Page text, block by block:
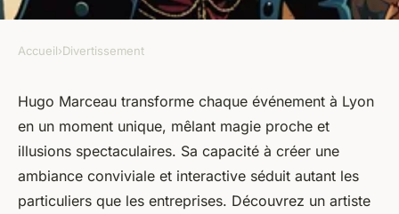
Découvrez hugo marceau, le
magicien incontournable de
lyon
Lola•19 août 2025•5 min de lecture
Accueil›Divertissement
Hugo Marceau transforme chaque événement à Lyon
en un moment unique, mêlant magie proche et
illusions spectaculaires. Sa capacité à créer une
ambiance conviviale et interactive séduit autant les
particuliers que les entreprises. Découvrez un artiste